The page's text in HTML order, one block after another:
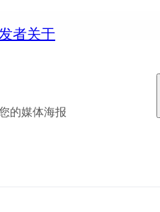
者关于
的媒体海报